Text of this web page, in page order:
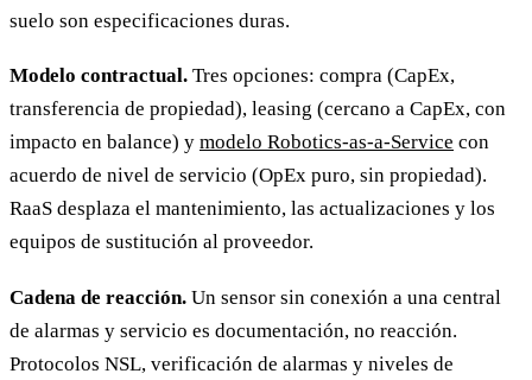
suelo son especificaciones duras.
Modelo contractual. Tres opciones: compra (CapEx,
transferencia de propiedad), leasing (cercano a CapEx, con
impacto en balance) y modelo Robotics-as-a-Service con
acuerdo de nivel de servicio (OpEx puro, sin propiedad).
RaaS desplaza el mantenimiento, las actualizaciones y los
equipos de sustitución al proveedor.
Cadena de reacción. Un sensor sin conexión a una central
de alarmas y servicio es documentación, no reacción.
Protocolos NSL, verificación de alarmas y niveles de